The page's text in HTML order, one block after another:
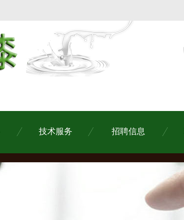
技术服务 招聘信息